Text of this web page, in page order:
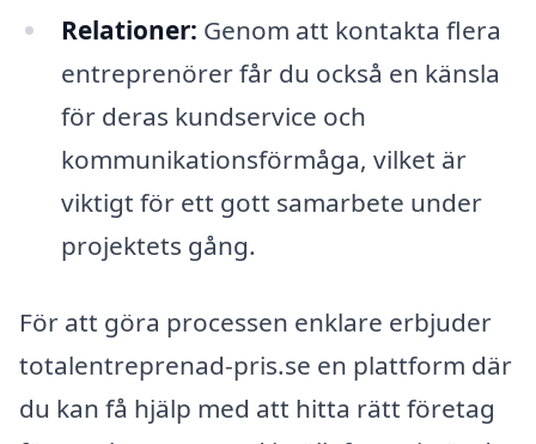
Relationer: Genom att kontakta flera
entreprenörer får du också en känsla
för deras kundservice och
kommunikationsförmåga, vilket är
viktigt för ett gott samarbete under
projektets gång.
För att göra processen enklare erbjuder
totalentreprenad-pris.se en plattform där
du kan få hjälp med att hitta rätt företag